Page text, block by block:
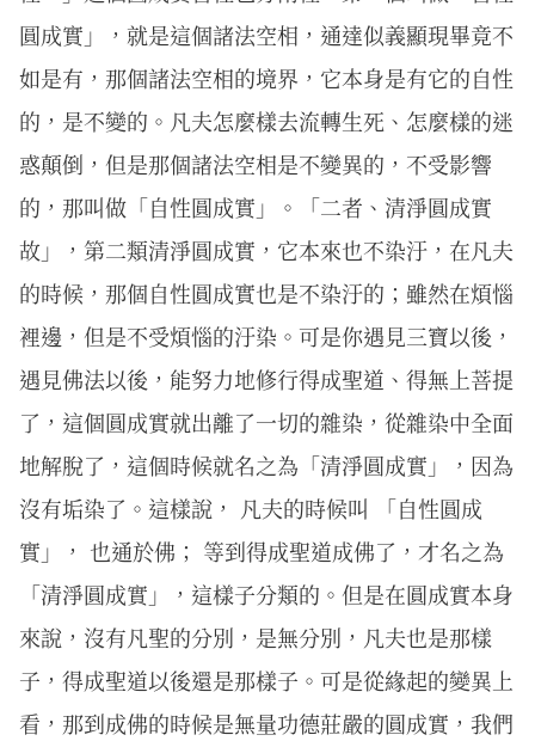
圓成實」，就是這個諸法空相，通達似義顯現畢竟不
如是有，那個諸法空相的境界，它本身是有它的自性
的，是不變的。凡夫怎麼樣去流轉生死、怎麼樣的迷
惑顛倒，但是那個諸法空相是不變異的，不受影響
的，那叫做「自性圓成實」。「二者、清淨圓成實
故」，第二類清淨圓成實，它本來也不染汙，在凡夫
的時候，那個自性圓成實也是不染汙的；雖然在煩惱
裡邊，但是不受煩惱的汙染。可是你遇見三寶以後，
遇見佛法以後，能努力地修行得成聖道、得無上菩提
了，這個圓成實就出離了一切的雜染，從雜染中全面
地解脫了，這個時候就名之為「清淨圓成實」，因為
沒有垢染了。這樣說， 凡夫的時候叫 「自性圓成
實」， 也通於佛； 等到得成聖道成佛了，才名之為
「清淨圓成實」，這樣子分類的。但是在圓成實本身
來說，沒有凡聖的分別，是無分別，凡夫也是那樣
子，得成聖道以後還是那樣子。可是從緣起的變異上
看，那到成佛的時候是無量功德莊嚴的圓成實，我們